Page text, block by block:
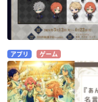
アプリ ゲーム